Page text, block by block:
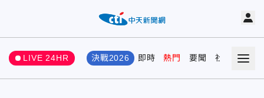
LIVE 24HR 決戰2026 即時 熱門 要聞 社會 娛樂